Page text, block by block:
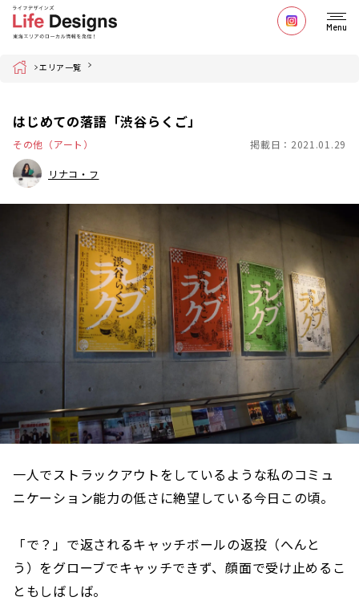
Menu
Home エリア一覧
はじめての落語「渋谷らくご」
その他（アート） 掲載日：2021.01.29
リナコ・フ
一人でストラックアウトをしているような私のコミュ
ニケーション能力の低さに絶望している今日この頃。
「で？」で返されるキャッチボールの返投（へんと
う）をグローブでキャッチできず、顔面で受け止めるこ
ともしばしば。